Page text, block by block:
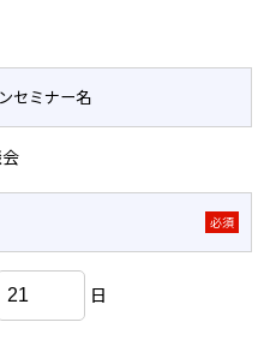
セミナー名
必須
日